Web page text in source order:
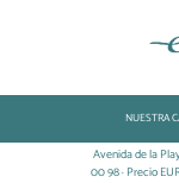
NUESTRA
Avenida de la
00 98 · Precio